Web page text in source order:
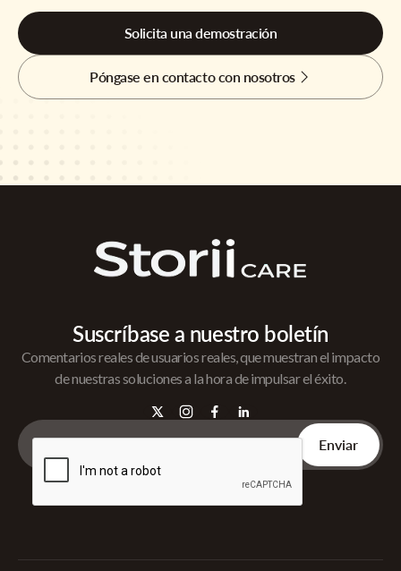
Solicita una demostración
Póngase en contacto con nosotros
Suscríbase a nuestro boletín
Comentarios reales de usuarios reales, que muestran el impacto
de nuestras soluciones a la hora de impulsar el éxito.